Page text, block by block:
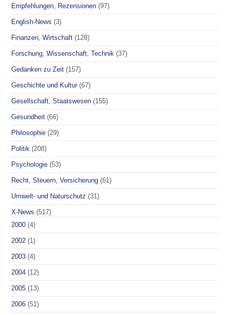
Empfehlungen, Rezensionen (97)
English-News (3)
Finanzen, Wirtschaft (128)
Forschung, Wissenschaft, Technik (37)
Gedanken zu Zeit (157)
Geschichte und Kultur (67)
Gesellschaft, Staatswesen (155)
Gesundheit (66)
Philosophie (29)
Politik (208)
Psychologie (53)
Recht, Steuern, Versicherung (61)
Umwelt- und Naturschutz (31)
X-News (517)
2000 (4)
2002 (1)
2003 (4)
2004 (12)
2005 (13)
2006 (51)